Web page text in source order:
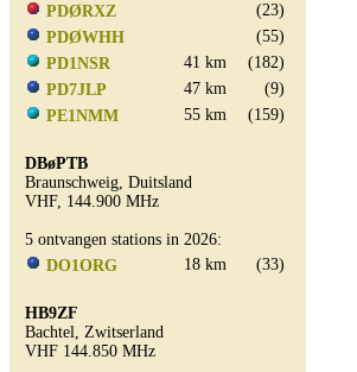
PDØRXZ
(23)
PDØWHH
(55)
PD1NSR
41 km
(182)
PD7JLP
47 km
(9)
PE1NMM
55 km (159)
DBøPTB
Braunschweig, Duitsland
VHF, 144.900 MHz
5 ontvangen stations in 2026:
DO1ORG
18 km (33)
HB9ZF
Bachtel, Zwitserland
VHF 144.850 MHz